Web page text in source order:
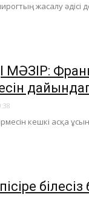
жасалу әдісі
дайындап
кешкі асқа
білесіз